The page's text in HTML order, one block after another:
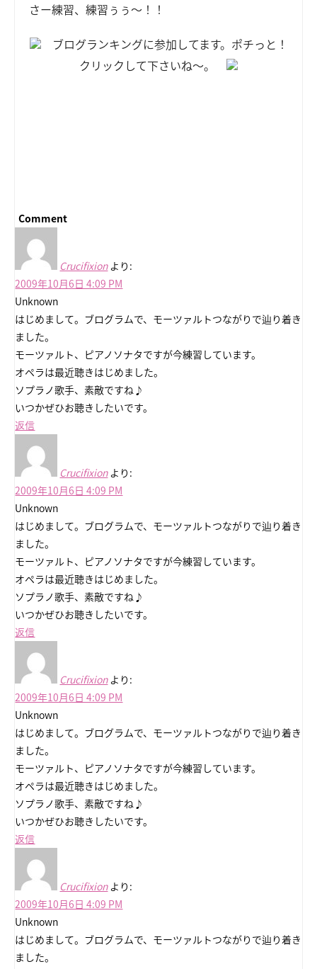
さー練習、練習ぅぅ～！！
ブログランキングに参加してます。ポチっと！
クリックして下さいね～。
Comment
Crucifixion より:
2009年10月6日 4:09 PM
Unknown
はじめまして。ブログラムで、モーツァルトつながりで辿り着き
ました。
モーツァルト、ピアノソナタですが今練習しています。
オペラは最近聴きはじめました。
ソプラノ歌手、素敵ですね♪
いつかぜひお聴きしたいです。
返信
Crucifixion より:
2009年10月6日 4:09 PM
Unknown
はじめまして。ブログラムで、モーツァルトつながりで辿り着き
ました。
モーツァルト、ピアノソナタですが今練習しています。
オペラは最近聴きはじめました。
ソプラノ歌手、素敵ですね♪
いつかぜひお聴きしたいです。
返信
Crucifixion より:
2009年10月6日 4:09 PM
Unknown
はじめまして。ブログラムで、モーツァルトつながりで辿り着き
ました。
モーツァルト、ピアノソナタですが今練習しています。
オペラは最近聴きはじめました。
ソプラノ歌手、素敵ですね♪
いつかぜひお聴きしたいです。
返信
Crucifixion より:
2009年10月6日 4:09 PM
Unknown
はじめまして。ブログラムで、モーツァルトつながりで辿り着き
ました。